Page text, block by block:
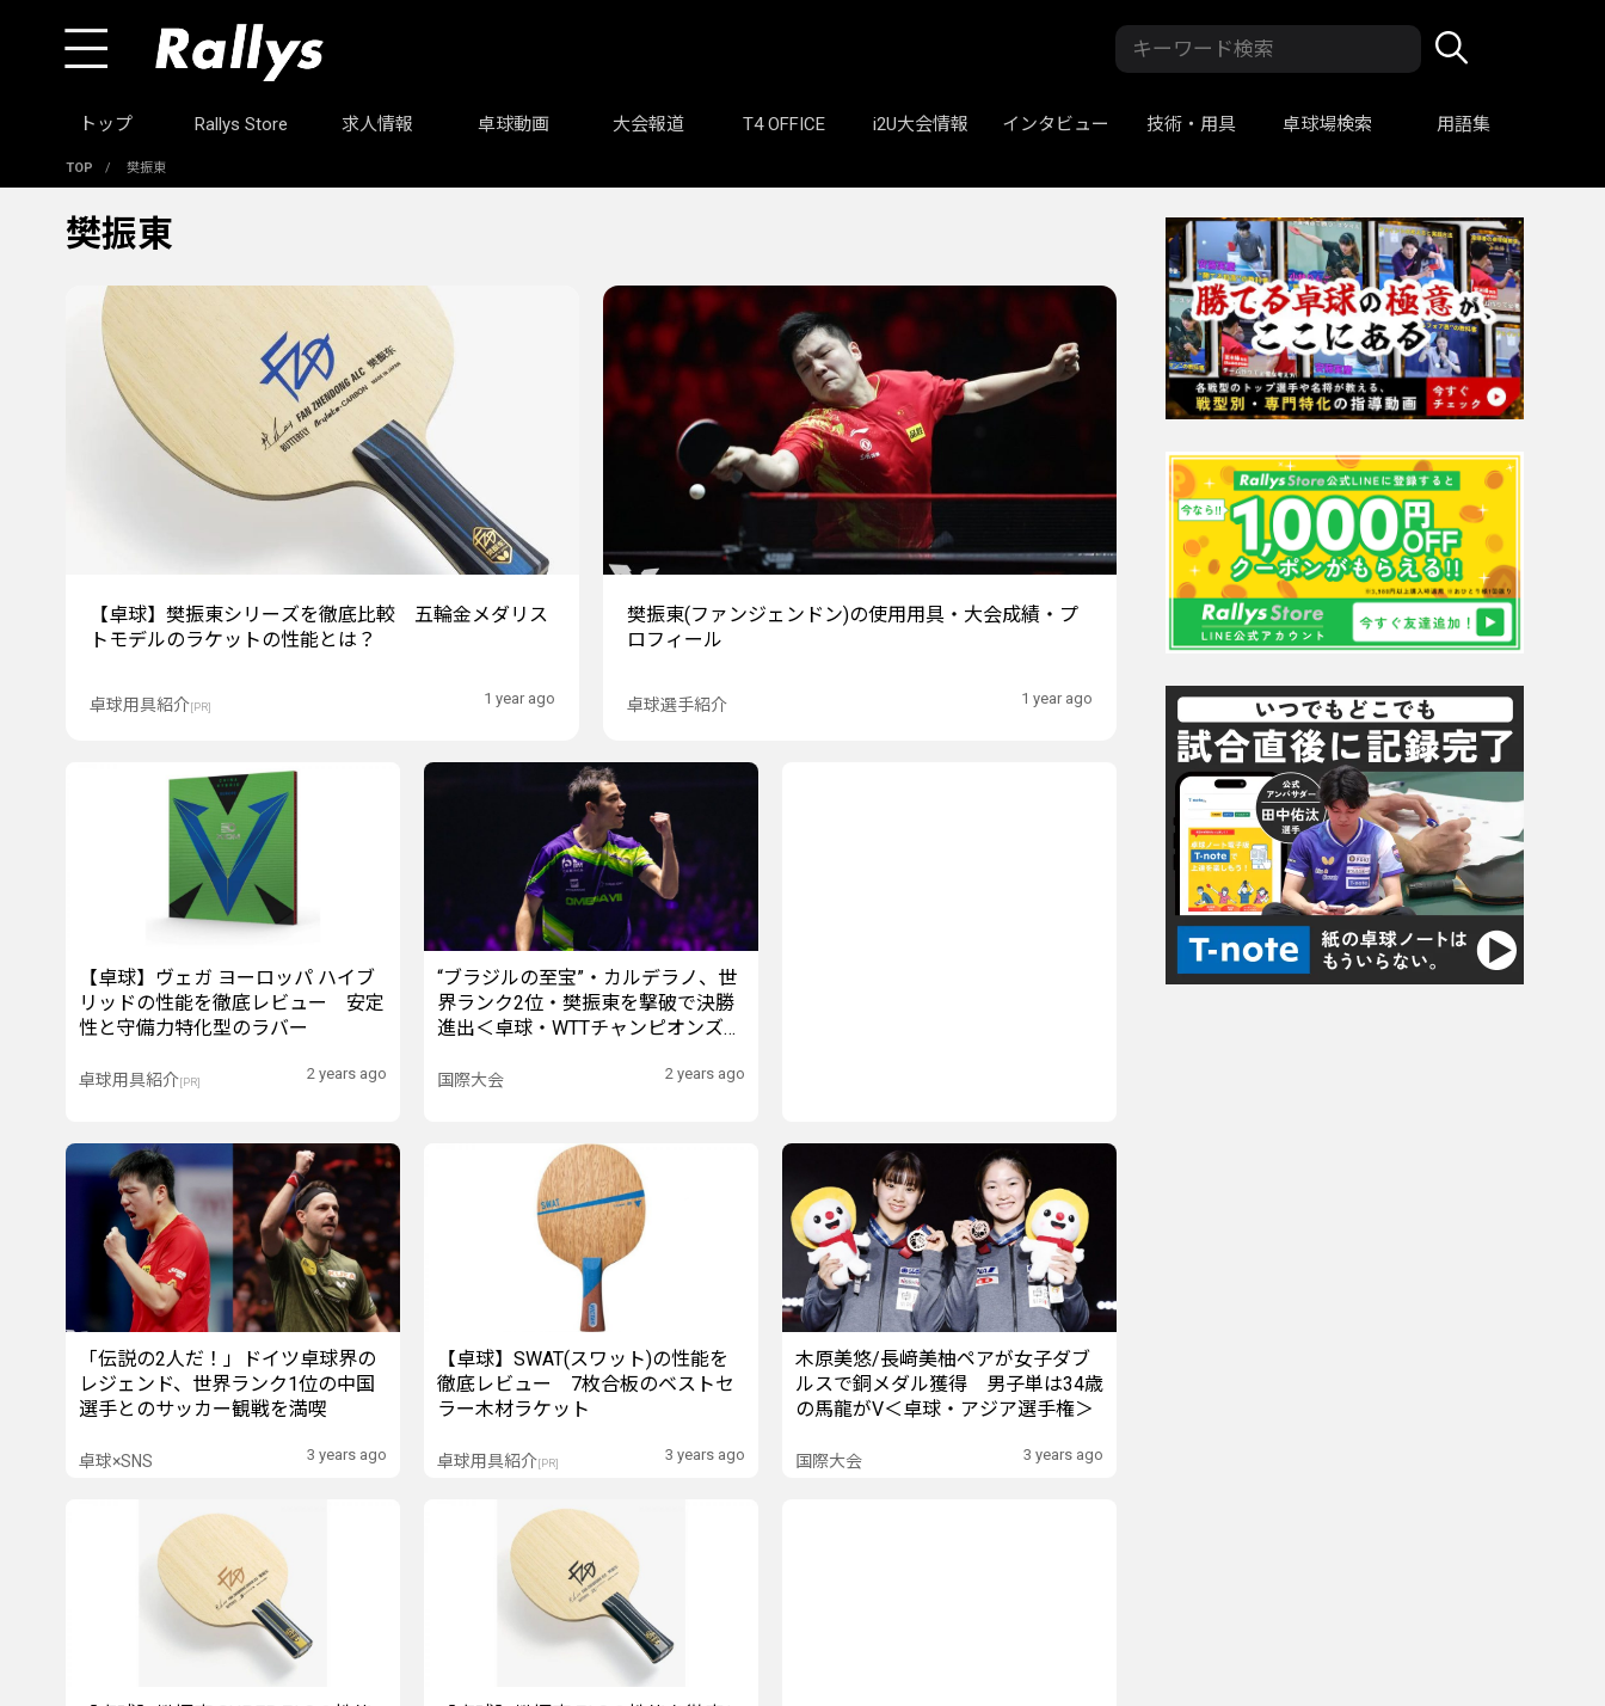
トップ Rallys Store 求人情報 卓球動画 大会報道 T4 OFFICE i2U大会情報 インタビュー 技術・用具 卓球場検索 用語集
TOP / 樊振東
樊振東
【卓球】樊振東シリーズを徹底比較 五輪金メダリス
トモデルのラケットの性能とは？
卓球用具紹介 [PR] 1 year ago
樊振東(ファンジェンドン)の使用用具・大会成績・プ
ロフィール
卓球選手紹介 1 year ago
【卓球】ヴェガ ヨーロッパ ハイブ
リッドの性能を徹底レビュー 安定
性と守備力特化型のラバー
卓球用具紹介 [PR] 2 years ago
“ブラジルの至宝”・カルデラノ、世
界ランク2位・樊振東を撃破で決勝
進出＜卓球・WTTチャンピオンズ仁
国際大会 2 years ago
「伝説の2人だ！」ドイツ卓球界の
レジェンド、世界ランク1位の中国
選手とのサッカー観戦を満喫
卓球×SNS 3 years ago
【卓球】SWAT(スワット)の性能を
徹底レビュー 7枚合板のベストセ
ラー木材ラケット
卓球用具紹介 [PR] 3 years ago
木原美悠/長﨑美柚ペアが女子ダブ
ルスで銅メダル獲得 男子単は34歳
の馬龍がV＜卓球・アジア選手権＞
国際大会 3 years ago